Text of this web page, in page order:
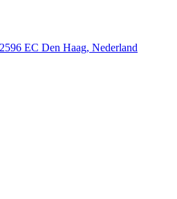
EC Den Haag, Nederland